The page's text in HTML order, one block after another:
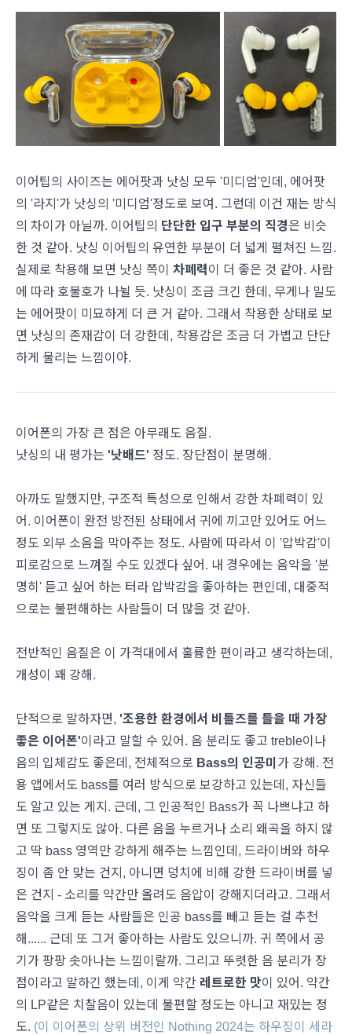
이어팁의 사이즈는 에어팟과 낫싱 모두 '미디엄'인데, 에어팟
의 '라지'가 낫싱의 '미디엄'정도로 보여. 그런데 이건 재는 방식
의 차이가 아닐까. 이어팁의 단단한 입구 부분의 직경은 비슷
한 것 같아. 낫싱 이어팁의 유연한 부분이 더 넓게 펼쳐진 느낌.
실제로 착용해 보면 낫싱 쪽이 차폐력이 더 좋은 것 같아. 사람
에 따라 호불호가 나뉠 듯. 낫싱이 조금 크긴 한데, 무게나 밀도
는 에어팟이 미묘하게 더 큰 거 같아. 그래서 착용한 상태로 보
면 낫싱의 존재감이 더 강한데, 착용감은 조금 더 가볍고 단단
하게 물리는 느낌이야.
이어폰의 가장 큰 점은 아무래도 음질.
낫싱의 내 평가는 '낫배드' 정도. 장단점이 분명해.
아까도 말했지만, 구조적 특성으로 인해서 강한 차폐력이 있
어. 이어폰이 완전 방전된 상태에서 귀에 끼고만 있어도 어느
정도 외부 소음을 막아주는 정도. 사람에 따라서 이 '압박감'이
피로감으로 느껴질 수도 있겠다 싶어. 내 경우에는 음악을 '분
명히' 듣고 싶어 하는 터라 압박감을 좋아하는 편인데, 대중적
으로는 불편해하는 사람들이 더 많을 것 같아.
전반적인 음질은 이 가격대에서 훌륭한 편이라고 생각하는데,
개성이 꽤 강해.
단적으로 말하자면, '조용한 환경에서 비틀즈를 들을 때 가장
좋은 이어폰'이라고 말할 수 있어. 음 분리도 좋고 treble이나
음의 입체감도 좋은데, 전체적으로 Bass의 인공미 가 강해. 전
용 앱에서도 bass를 여러 방식으로 보강하고 있는데, 자신들
도 알고 있는 게지. 근데, 그 인공적인 Bass가 꼭 나쁘냐고 하
면 또 그렇지도 않아. 다른 음을 누르거나 소리 왜곡을 하지 않
고 딱 bass 영역만 강하게 해주는 느낌인데, 드라이버와 하우
징이 좀 안 맞는 건지, 아니면 덩치에 비해 강한 드라이버를 넣
은 건지 - 소리를 약간만 올려도 음압이 강해지더라고. 그래서
음악을 크게 듣는 사람들은 인공 bass를 빼고 듣는 걸 추천
해...... 근데 또 그거 좋아하는 사람도 있으니까. 귀 쪽에서 공
기가 팡팡 솟아나는 느낌이랄까. 그리고 뚜렷한 음 분리가 장
점이라고 말하긴 했는데, 이게 약간 레트로한 맛이 있어. 약간
의 LP같은 치찰음이 있는데 불편할 정도는 아니고 재밌는 정
도. (이 이어폰의 상위 버전인 Nothing 2024는 하우징이 세라